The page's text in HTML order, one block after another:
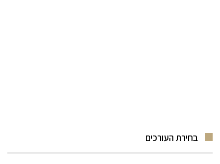
בחירת העורכים